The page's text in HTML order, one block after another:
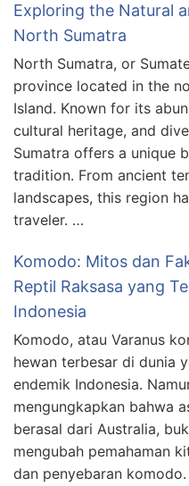
Exploring the Natural
North Sumatra
North Sumatra, or
province located in the
Island. Known for its
cultural heritage, and
Sumatra offers a unique
tradition. From ancient
landscapes, this region
traveler. …
Komodo: Mitos dan
Reptil Raksasa yang
Indonesia
Komodo, atau Varanus
hewan terbesar di dunia
endemik Indonesia.
mengungkapkan bahwa
berasal dari Australia,
mengubah pemahaman
dan penyebaran